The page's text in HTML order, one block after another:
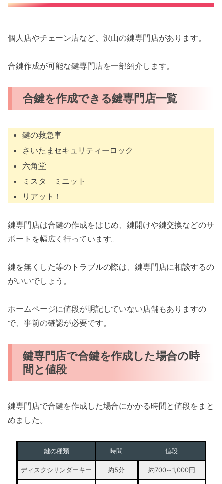
個人店やチェーン店など、沢山の鍵専門店があります。
合鍵作成が可能な鍵専門店を一部紹介します。
合鍵を作成できる鍵専門店一覧
鍵の救急車
さいたまセキュリティーロック
六角堂
ミスターミニット
リアット！
鍵専門店は合鍵の作成をはじめ、鍵開けや鍵交換などのサ
ポートを幅広く行っています。
鍵を無くした等のトラブルの際は、鍵専門店に相談するの
がいいでしょう。
ホームページに値段が明記していない店舗もありますの
で、事前の確認が必要です。
鍵専門店で合鍵を作成した場合の時
間と値段
鍵専門店で合鍵を作成した場合にかかる時間と値段をまと
めました。
鍵の種類 時間 値段
ディスクシリンダーキー 約5分 約700～1,000円